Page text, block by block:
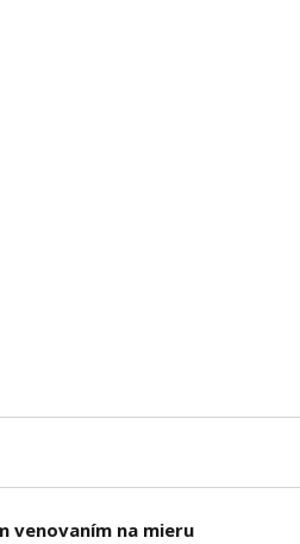
venovaním na mieru